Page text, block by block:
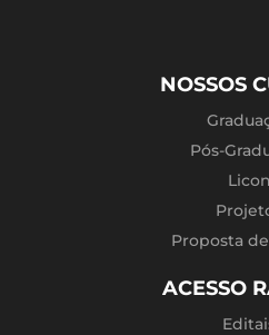
NOSSOS
Pós-
Licon
Proposta
ACESSO